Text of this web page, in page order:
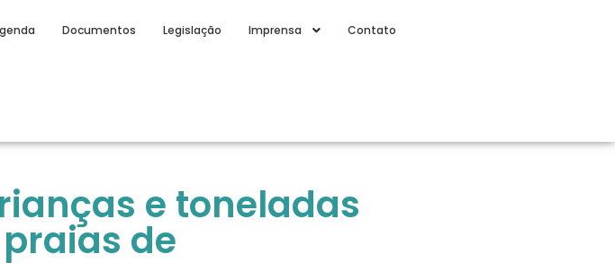
Documentos Legislação Imprensa Contato
e toneladas
de